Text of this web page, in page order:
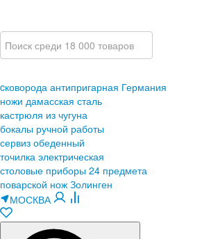
cковорода антипригарная Германия
ножи дамасская сталь
кастрюля из чугуна
бокалы ручной работы
сервиз обеденный
точилка электрическая
столовые приборы 24 предмета
поварской нож Золинген
МОСКВА